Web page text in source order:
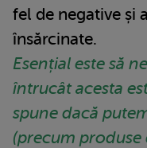
fel de negative și
însărcinate.
Esențial este să
întrucât acesta
spune dacă
(precum